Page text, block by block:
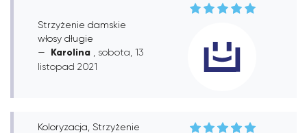
Strzyżenie damskie
włosy długie
Karolina
, sobota, 13
listopad 2021
Koloryzacja, Strzyżenie